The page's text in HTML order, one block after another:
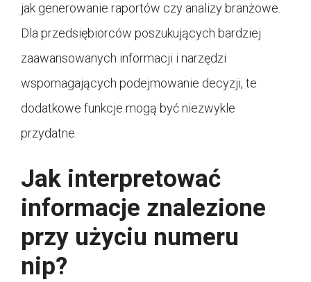
jak generowanie raportów czy analizy branżowe.
Dla przedsiębiorców poszukujących bardziej
zaawansowanych informacji i narzędzi
wspomagających podejmowanie decyzji, te
dodatkowe funkcje mogą być niezwykle
przydatne.
Jak interpretować
informacje znalezione
przy użyciu numeru
nip?